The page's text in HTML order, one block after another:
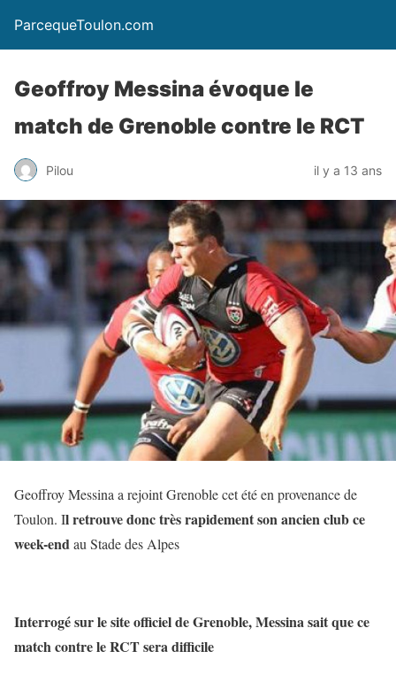
ParcequeToulon.com
Geoffroy Messina évoque le
match de Grenoble contre le RCT
Pilou il y a 13 ans
Geoffroy Messina a rejoint Grenoble cet été en provenance de
Toulon. Il retrouve donc très rapidement son ancien club ce
week-endau Stade des Alpes
Interrogé sur le site officiel de Grenoble, Messina sait que ce
match contre le RCT sera difficile